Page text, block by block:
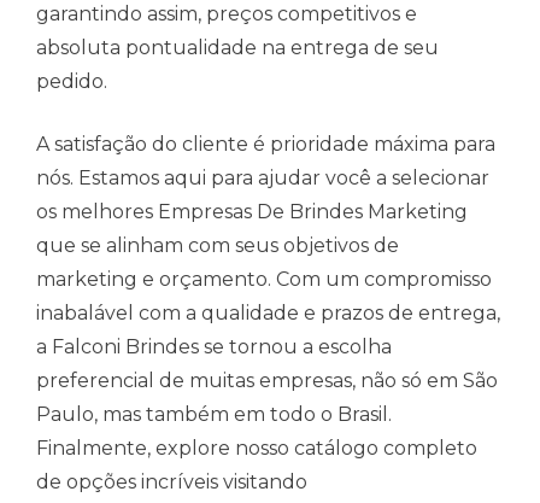
garantindo assim, preços competitivos e
absoluta pontualidade na entrega de seu
pedido.
A satisfação do cliente é prioridade máxima para
nós. Estamos aqui para ajudar você a selecionar
os melhores Empresas De Brindes Marketing
que se alinham com seus objetivos de
marketing e orçamento. Com um compromisso
inabalável com a qualidade e prazos de entrega,
a Falconi Brindes se tornou a escolha
preferencial de muitas empresas, não só em São
Paulo, mas também em todo o Brasil.
Finalmente, explore nosso catálogo completo
de opções incríveis visitando